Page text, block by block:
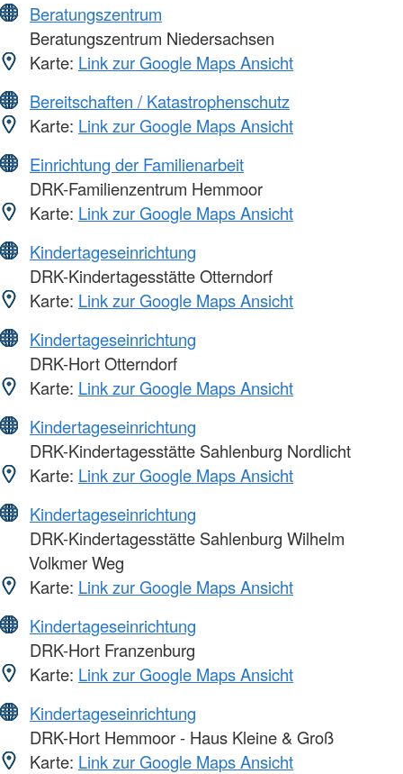
Beratungszentrum
Beratungszentrum Niedersachsen
Karte: Link zur Google Maps Ansicht
Bereitschaften / Katastrophenschutz
Karte: Link zur Google Maps Ansicht
Einrichtung der Familienarbeit
DRK-Familienzentrum Hemmoor
Karte: Link zur Google Maps Ansicht
Kindertageseinrichtung
DRK-Kindertagesstätte Otterndorf
Karte: Link zur Google Maps Ansicht
Kindertageseinrichtung
DRK-Hort Otterndorf
Karte: Link zur Google Maps Ansicht
Kindertageseinrichtung
DRK-Kindertagesstätte Sahlenburg Nordlicht
Karte: Link zur Google Maps Ansicht
Kindertageseinrichtung
DRK-Kindertagesstätte Sahlenburg Wilhelm
Volkmer Weg
Karte: Link zur Google Maps Ansicht
Kindertageseinrichtung
DRK-Hort Franzenburg
Karte: Link zur Google Maps Ansicht
Kindertageseinrichtung
DRK-Hort Hemmoor - Haus Kleine & Groß
Karte: Link zur Google Maps Ansicht